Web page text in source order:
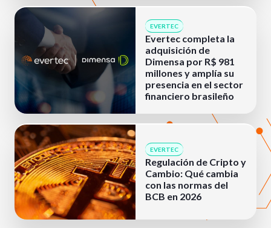
EVERTEC
Evertec completa la
adquisición de
Dimensa por R$ 981
millones y amplía su
presencia en el sector
financiero brasileño
EVERTEC
Regulación de Cripto y
Cambio: Qué cambia
con las normas del
BCB en 2026